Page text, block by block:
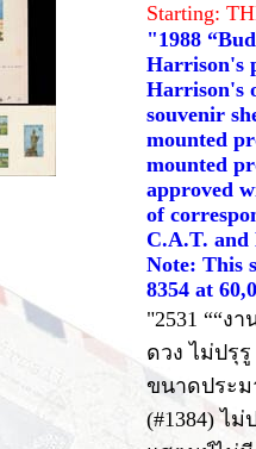
Starting:
"1988
Harrison's
Harrison's
souvenir
mounted
mounted
approved
of
C.A.T. and
Note: This
8354 at
"2531 ““ง
ดวง ไม่ปรุ
ขนาดประม
(#1384) ไ